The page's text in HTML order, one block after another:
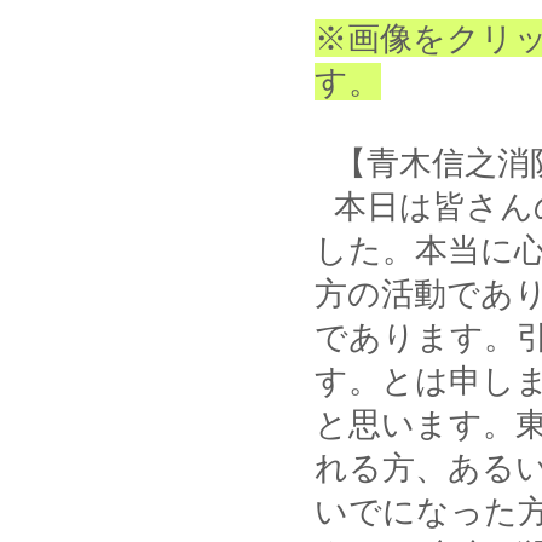
※画像をクリ
す。
【青木信之消
本日は皆さ
した。本当に
方の活動であ
であります。
す。とは申し
と思います。
れる方、ある
いでになった